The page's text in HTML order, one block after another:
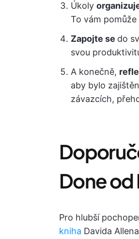
Úkoly
To vám
Zapojte se do
svou
A konečně,
aby bylo
závazcích,
Done od
Pro hlubší
kniha Davida Allena